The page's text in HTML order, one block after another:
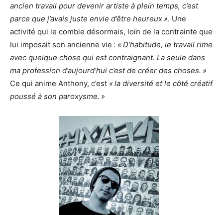
ancien travail pour devenir artiste à plein temps, c’est
parce que j’avais juste envie d’être heureux ». Une
activité qui le comble désormais, loin de la contrainte que
lui imposait son ancienne vie : « D’habitude, le travail rime
avec quelque chose qui est contraignant. La seule dans
ma profession d’aujourd’hui c’est de créer des choses. »
Ce qui anime Anthony, c’est « la diversité et le côté créatif
poussé à son paroxysme. »